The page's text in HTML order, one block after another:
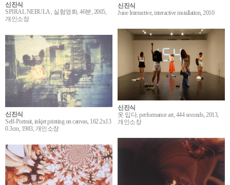
신진식
SPIRAL NEBULA , 실험영화, 46분, 2005,
개인소장
신진식
June Interactive, interactive installation, 2010
신진식
옷 입다, performance art, 444 seconds, 2013,
개인소장
신진식
Self-Portrait, inkjet printing on canvas, 162.2x13
0.3cm, 1983, 개인소장